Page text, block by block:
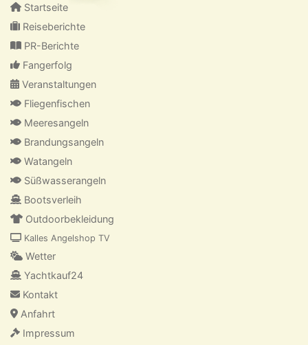
Startseite
Reiseberichte
PR-Berichte
Fangerfolg
Veranstaltungen
Fliegenfischen
Meeresangeln
Brandungsangeln
Watangeln
Süßwasserangeln
Bootsverleih
Outdoorbekleidung
Kalles Angelshop TV
Wetter
Yachtkauf24
Kontakt
Anfahrt
Impressum